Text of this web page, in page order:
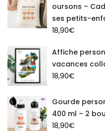
oursons –
ses petits-
18,90€
Affiche
vacances
18,90€
Gourde
400 ml – 2
18,90€